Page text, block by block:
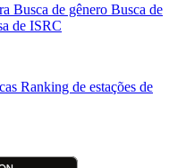
Busca de gênero Busca de
de ISRC
Ranking de estações de